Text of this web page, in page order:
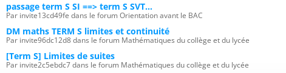
passage term S SI ==> term S SVT...
Par invite13cd49fe dans le forum Orientation avant le BAC
DM maths TERM S limites et continuité
Par invite96dc12d8 dans le forum Mathématiques du collège et du lycée
[Term S] Limites de suites
Par invite2c5ebdc7 dans le forum Mathématiques du collège et du lycée